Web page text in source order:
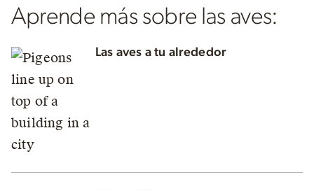
Aprende más sobre las aves:
Las aves a tu alrededor